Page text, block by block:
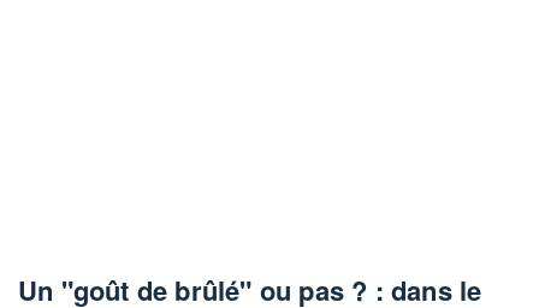
Un "goût de brûlé" ou pas ? : dans le